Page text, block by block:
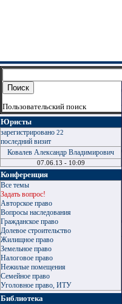
Пользовательский поиск
Юристы
зарегистрировано 22
последний визит
Ковалев Александр Владимирович
07.06.13 - 10:09
Конференция
Все темы
Задать вопрос!
Авторское право
Вопросы наследования
Гражданское право
Долевое строительство
Жилищное право
Земельное право
Налоговое право
Нежилые помещения
Семейное право
Уголовное право, ИТУ
Библиотека